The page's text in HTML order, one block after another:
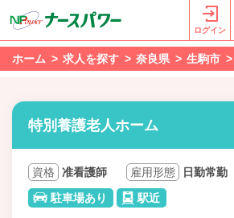
ログイン
ホーム 求人を探す 奈良県 生駒市
特別養護老人ホーム
資格 准看護師 雇用形態
日勤常勤
駐車場あり
駅近